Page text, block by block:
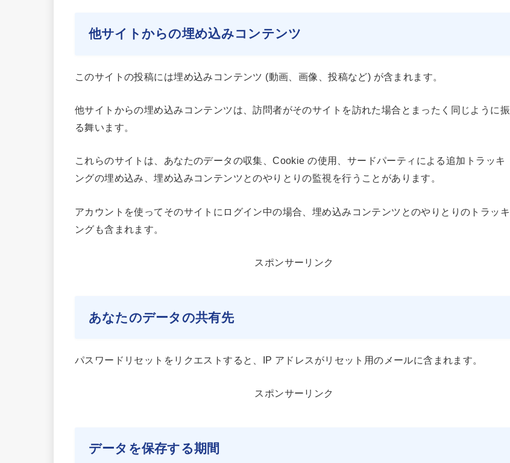
他サイトからの埋め込みコンテンツ
このサイトの投稿には埋め込みコンテンツ (動画、画像、投稿など) が含まれます。
他サイトからの埋め込みコンテンツは、訪問者がそのサイトを訪れた場合とまったく同じように振
る舞います。
これらのサイトは、あなたのデータの収集、Cookie の使用、サードパーティによる追加トラッキ
ングの埋め込み、埋め込みコンテンツとのやりとりの監視を行うことがあります。
アカウントを使ってそのサイトにログイン中の場合、埋め込みコンテンツとのやりとりのトラッキ
ングも含まれます。
スポンサーリンク
あなたのデータの共有先
パスワードリセットをリクエストすると、IP アドレスがリセット用のメールに含まれます。
スポンサーリンク
データを保存する期間